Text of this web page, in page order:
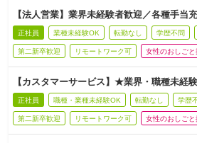
【法人営業】業界未経験者歓迎／各種手
正社員 業種未経験OK 転勤なし 学歴不問
第二新卒歓迎 リモートワーク可 女性のおしごと
【カスタマーサービス】★業界・職種未経
正社員 職種・業種未経験OK 転勤なし 学歴
第二新卒歓迎 リモートワーク可 女性のおしごと